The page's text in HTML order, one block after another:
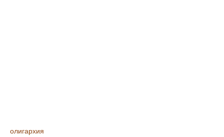
олигархия